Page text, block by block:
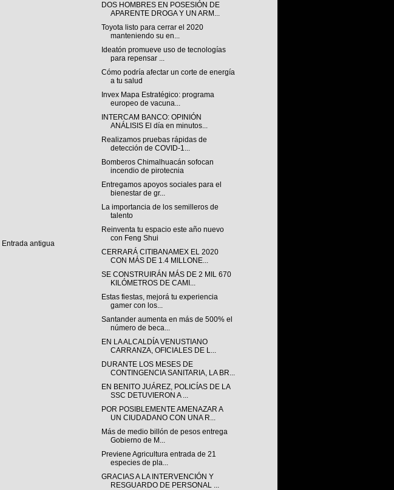
Entrada antigua
DOS HOMBRES EN POSESIÓN DE
APARENTE DROGA Y UN ARM...
Toyota listo para cerrar el 2020
manteniendo su en...
Ideatón promueve uso de tecnologías
para repensar ...
Cómo podría afectar un corte de energía
a tu salud
Invex Mapa Estratégico: programa
europeo de vacuna...
INTERCAM BANCO: OPINIÓN
ANÁLISIS El día en minutos...
Realizamos pruebas rápidas de
detección de COVID-1...
Bomberos Chimalhuacán sofocan
incendio de pirotecnia
Entregamos apoyos sociales para el
bienestar de gr...
La importancia de los semilleros de
talento
Reinventa tu espacio este año nuevo
con Feng Shui
CERRARÁ CITIBANAMEX EL 2020
CON MÁS DE 1.4 MILLONE...
SE CONSTRUIRÁN MÁS DE 2 MIL 670
KILÓMETROS DE CAMI...
Estas fiestas, mejorá tu experiencia
gamer con los...
Santander aumenta en más de 500% el
número de beca...
EN LA ALCALDÍA VENUSTIANO
CARRANZA, OFICIALES DE L...
DURANTE LOS MESES DE
CONTINGENCIA SANITARIA, LA BR...
EN BENITO JUÁREZ, POLICÍAS DE LA
SSC DETUVIERON A ...
POR POSIBLEMENTE AMENAZAR A
UN CIUDADANO CON UNA R...
Más de medio billón de pesos entrega
Gobierno de M...
Previene Agricultura entrada de 21
especies de pla...
GRACIAS A LA INTERVENCIÓN Y
RESGUARDO DE PERSONAL ...